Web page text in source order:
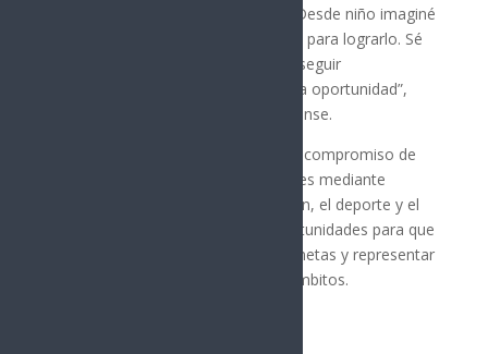
sido uno de sus mayores sueños: “Desde niño imaginé
este momento y trabajé muy fuerte para lograrlo. Sé
que esto apenas comienza y voy a seguir
esforzándome para aprovechar esta oportunidad”,
comentó el joven deportista sonorense.
El Gobierno de Sonora mantiene su compromiso de
impulsar a las juventudes sonorenses mediante
acciones que fortalecen la educación, el deporte y el
desarrollo integral, generando oportunidades para que
más jóvenes puedan alcanzar sus metas y representar
con orgullo a Sonora en distintos ámbitos.